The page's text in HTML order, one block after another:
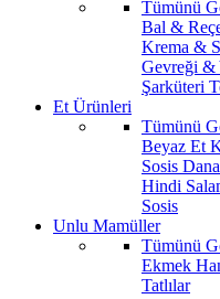
Tümünü
Bal &
Krema &
Gevreği &
Şarküteri
Et Ürünleri
Tümünü
Beyaz Et
Sosis
Hindi
Sosis
Unlu Mamüller
Tümünü
Ekmek
Tatlılar